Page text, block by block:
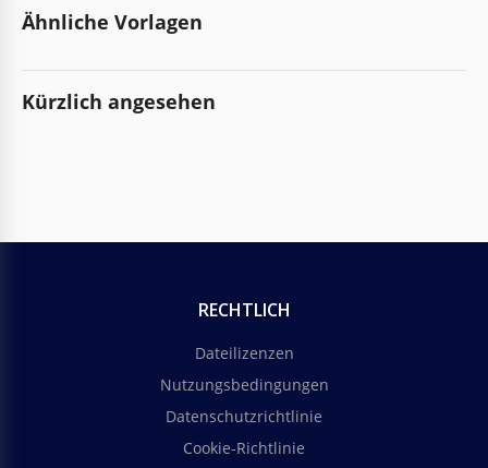
Ähnliche Vorlagen
Kürzlich angesehen
RECHTLICH
Dateilizenzen
Nutzungsbedingungen
Datenschutzrichtlinie
Cookie-Richtlinie